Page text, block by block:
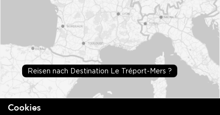
Reisen nach Destination Le Tréport-Mers ?
Cookies